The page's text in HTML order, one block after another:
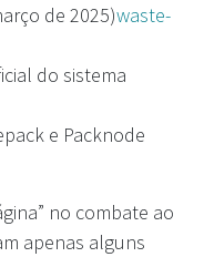
de 2025)waste-
do sistema
e Packnode
no combate ao
apenas alguns